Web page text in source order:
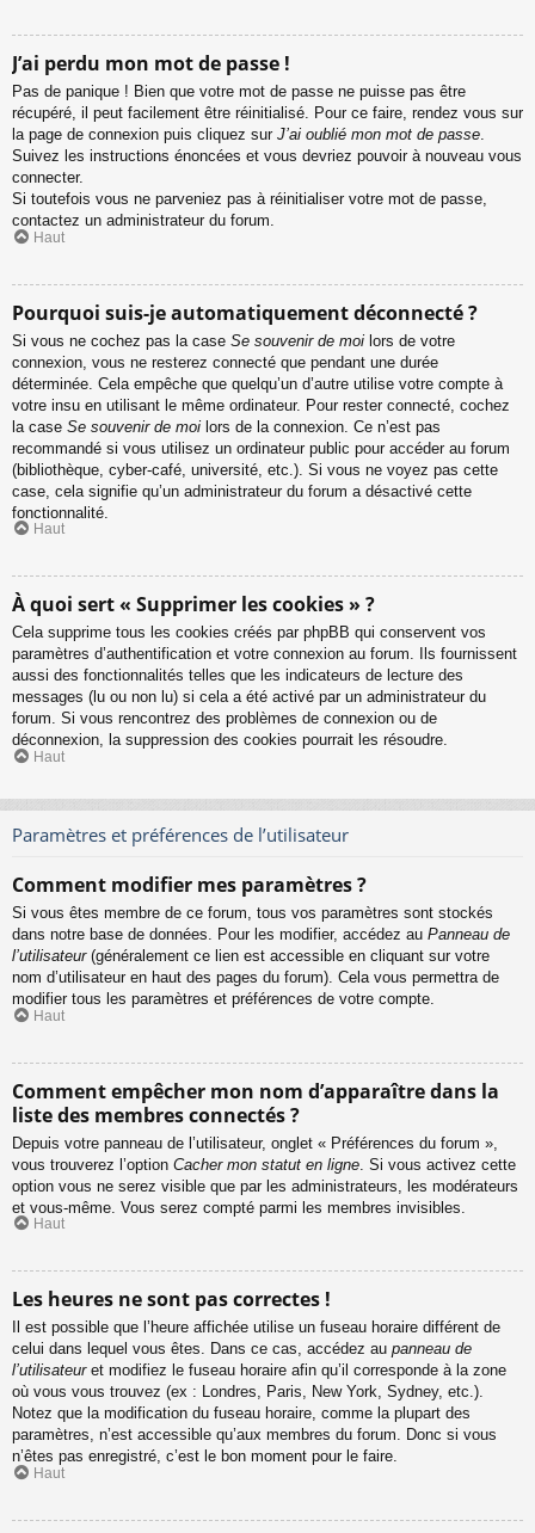
J’ai perdu mon mot de passe !
Pas de panique ! Bien que votre mot de passe ne puisse pas être
récupéré, il peut facilement être réinitialisé. Pour ce faire, rendez vous sur
la page de connexion puis cliquez sur J’ai oublié mon mot de passe.
Suivez les instructions énoncées et vous devriez pouvoir à nouveau vous
connecter.
Si toutefois vous ne parveniez pas à réinitialiser votre mot de passe,
contactez un administrateur du forum.
Haut
Pourquoi suis-je automatiquement déconnecté ?
Si vous ne cochez pas la case Se souvenir de moi lors de votre
connexion, vous ne resterez connecté que pendant une durée
déterminée. Cela empêche que quelqu’un d’autre utilise votre compte à
votre insu en utilisant le même ordinateur. Pour rester connecté, cochez
la case Se souvenir de moi lors de la connexion. Ce n’est pas
recommandé si vous utilisez un ordinateur public pour accéder au forum
(bibliothèque, cyber-café, université, etc.). Si vous ne voyez pas cette
case, cela signifie qu’un administrateur du forum a désactivé cette
fonctionnalité.
Haut
À quoi sert « Supprimer les cookies » ?
Cela supprime tous les cookies créés par phpBB qui conservent vos
paramètres d’authentification et votre connexion au forum. Ils fournissent
aussi des fonctionnalités telles que les indicateurs de lecture des
messages (lu ou non lu) si cela a été activé par un administrateur du
forum. Si vous rencontrez des problèmes de connexion ou de
déconnexion, la suppression des cookies pourrait les résoudre.
Haut
Paramètres et préférences de l’utilisateur
Comment modifier mes paramètres ?
Si vous êtes membre de ce forum, tous vos paramètres sont stockés
dans notre base de données. Pour les modifier, accédez au Panneau de
l’utilisateur(généralement ce lien est accessible en cliquant sur votre
nom d’utilisateur en haut des pages du forum). Cela vous permettra de
modifier tous les paramètres et préférences de votre compte.
Haut
Comment empêcher mon nom d’apparaître dans la
liste des membres connectés ?
Depuis votre panneau de l’utilisateur, onglet « Préférences du forum »,
vous trouverez l’option Cacher mon statut en ligne . Si vous activez cette
option vous ne serez visible que par les administrateurs, les modérateurs
et vous-même. Vous serez compté parmi les membres invisibles.
Haut
Les heures ne sont pas correctes !
Il est possible que l’heure affichée utilise un fuseau horaire différent de
celui dans lequel vous êtes. Dans ce cas, accédez au panneau de
l’utilisateuret modifiez le fuseau horaire afin qu’il corresponde à la zone
où vous vous trouvez (ex : Londres, Paris, New York, Sydney, etc.).
Notez que la modification du fuseau horaire, comme la plupart des
paramètres, n’est accessible qu’aux membres du forum. Donc si vous
n’êtes pas enregistré, c’est le bon moment pour le faire.
Haut